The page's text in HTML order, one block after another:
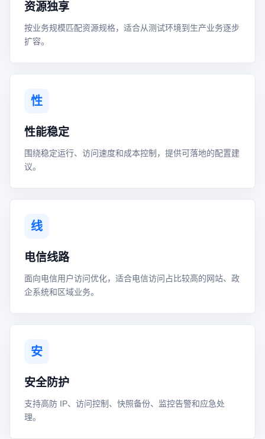
资源独享
按业务规模匹配资源规格，适合从测试环境到生产业务逐步
扩容。
性
性能稳定
围绕稳定运行、访问速度和成本控制，提供可落地的配置建
议。
线
电信线路
面向电信用户访问优化，适合电信访问占比较高的网站、政
企系统和区域业务。
安
安全防护
支持高防 IP、访问控制、快照备份、监控告警和应急处
理。